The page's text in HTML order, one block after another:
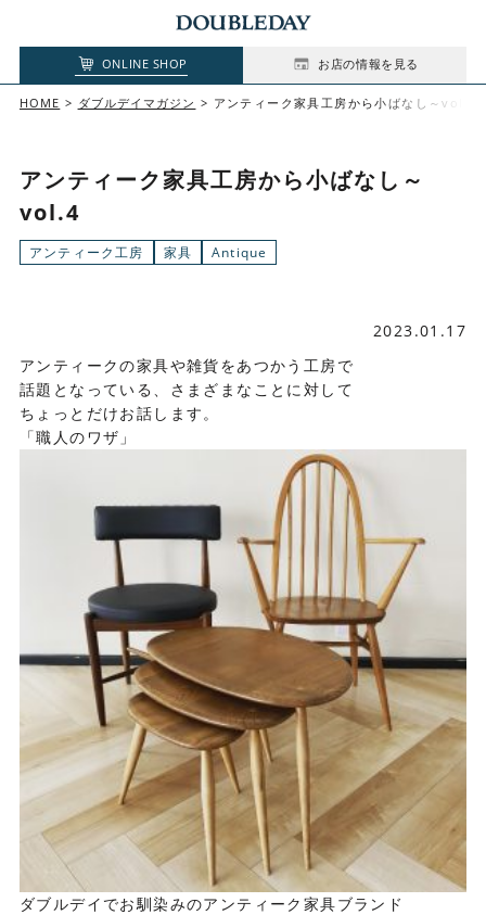
ONLINE SHOP お店の情報を見る
HOME ダブルデイマガジン アンティーク家具工房から小ばなし～vol.4
アンティーク家具工房から小ばなし～
vol.4
アンティーク工房 家具 Antique
2023.01.17
アンティークの家具や雑貨をあつかう工房で
話題となっている、さまざまなことに対して
ちょっとだけお話します。
「職人のワザ」
ダブルデイでお馴染みのアンティーク家具ブランド